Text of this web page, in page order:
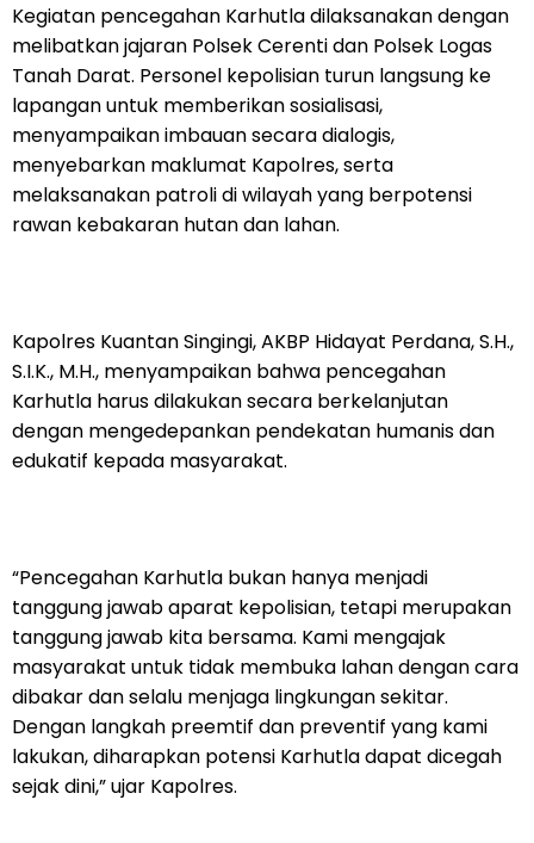
Kegiatan pencegahan Karhutla dilaksanakan dengan
melibatkan jajaran Polsek Cerenti dan Polsek Logas
Tanah Darat. Personel kepolisian turun langsung ke
lapangan untuk memberikan sosialisasi,
menyampaikan imbauan secara dialogis,
menyebarkan maklumat Kapolres, serta
melaksanakan patroli di wilayah yang berpotensi
rawan kebakaran hutan dan lahan.
Kapolres Kuantan Singingi, AKBP Hidayat Perdana, S.H.,
S.I.K., M.H., menyampaikan bahwa pencegahan
Karhutla harus dilakukan secara berkelanjutan
dengan mengedepankan pendekatan humanis dan
edukatif kepada masyarakat.
“Pencegahan Karhutla bukan hanya menjadi
tanggung jawab aparat kepolisian, tetapi merupakan
tanggung jawab kita bersama. Kami mengajak
masyarakat untuk tidak membuka lahan dengan cara
dibakar dan selalu menjaga lingkungan sekitar.
Dengan langkah preemtif dan preventif yang kami
lakukan, diharapkan potensi Karhutla dapat dicegah
sejak dini,” ujar Kapolres.